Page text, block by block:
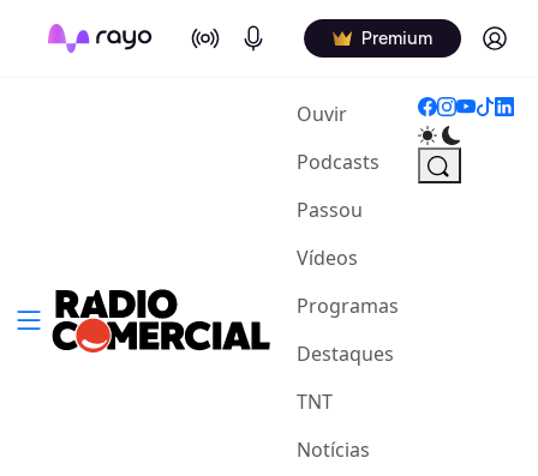
On Air Podcasts Premium Log in
Ouvir(current)
Podcasts
Passou
Vídeos
Programas
Destaques
TNT
Notícias